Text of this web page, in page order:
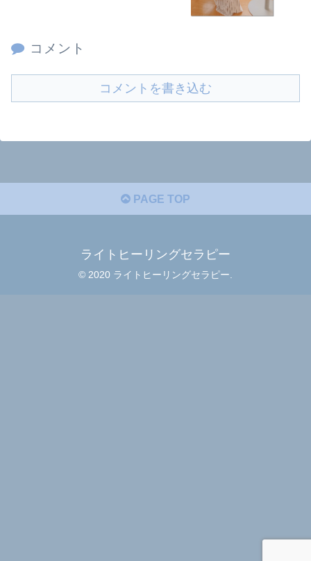
コメント
コメントを書き込む
PAGE TOP
ライトヒーリングセラピー
© 2020 ライトヒーリングセラピー.